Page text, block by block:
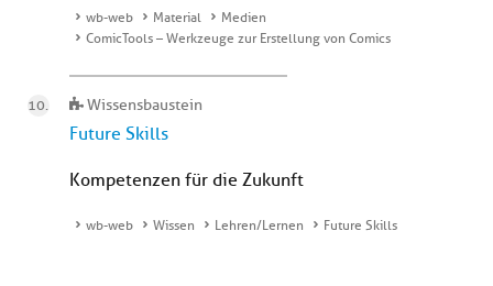
wb-web Material
Medien
ComicTools – Werkzeuge zur Erstellung von Comics
Wissensbaustein
Future Skills
Kompetenzen für die Zukunft
wb-web Wissen Lehren/Lernen Future Skills